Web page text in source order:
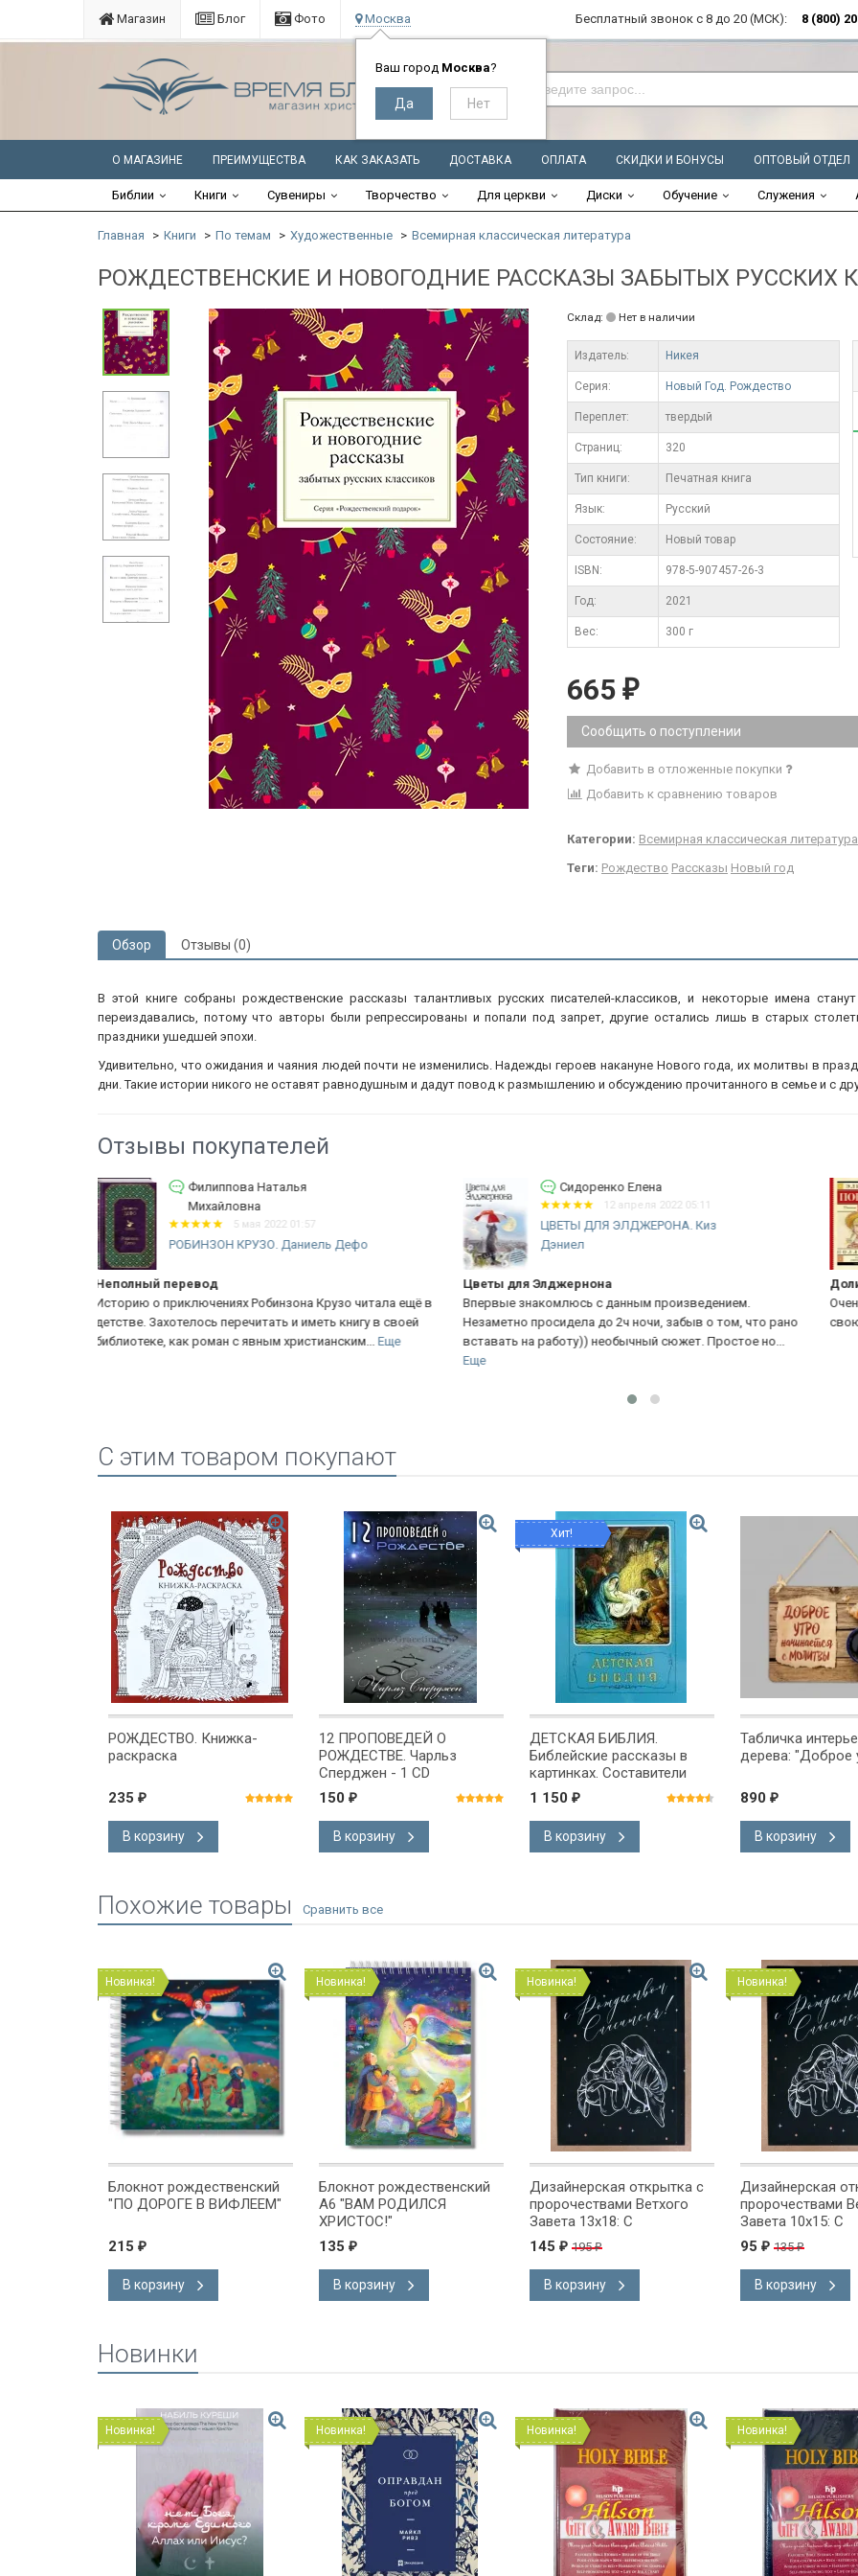
Магазин Блог Фото Москва
Ваш город Москва?
Бесплатный звонок с 8 до 20 (МСК): 8 (800)
О МАГАЗИНЕ ПРЕИМУЩЕСТВА КАК ЗАКАЗАТЬ ДОСТАВКА ОПЛАТА СКИДКИ И БОНУСЫ ОПТОВЫЙ ОТДЕЛ
Библии Книги Сувениры Творчество Для церкви Диски Обучение Служения
Главная Книги По темам Художественные Всемирная классическая литература
РОЖДЕСТВЕНСКИЕ И НОВОГОДНИЕ РАССКАЗЫ ЗАБЫТЫХ РУССКИХ
Склад: Нет в наличии
Издатель: Никея
Серия: Новый Год. Рождество
Переплет: твердый
Cтраниц: 320
Тип книги: Печатная книга
Язык: Русский
Состояние: Новый товар
ISBN: 978-5-907457-26-3
Год: 2021
Вес: 300 г
665 ₽
Сообщить о поступлении
Добавить в отложенные покупки
Добавить к сравнению товаров
Категории: Всемирная классическая литература
Теги: Рождество Рассказы Новый год
Обзор Отзывы (0)
В этой книге собраны рождественские рассказы талантливых русских писателей-классиков, и некоторые имена
переиздавались, потому что авторы были репрессированы и попали под запрет, другие остались лишь в старых
праздники ушедшей эпохи.
Удивительно, что ожидания и чаяния людей почти не изменились. Надежды героев накануне Нового года, их молитвы в
дни. Такие истории никого не оставят равнодушным и дадут повод к размышлению и обсуждению прочитанного в семье и с
Отзывы покупателей
Сидоренко Елена
12 апреля 2022 05:11
ЦВЕТЫ ДЛЯ ЭЛДЖЕРОНА. Киз
Дэниел
Цветы для Элджернона
Впервые знакомлюсь с данным произведением.
Незаметно просидела до 2ч ночи, забыв о том, что рано
вставать на работу)) необычный сюжет. Простое но...
Витюк Ольга Александровна
16 марта 2020 07:37
ПОЛЛИАННА. Элинор Портер /АСТ/
Долина видения
Очень красивые и мудрые молитвы,можно обогатить
свою молитвенную жизнь
C этим товаром покупают
РОЖДЕСТВО. Книжка-
раскраска
235 ₽
В корзину
12 ПРОПОВЕДЕЙ О
РОЖДЕСТВЕ. Чарльз
Сперджен - 1 CD
150 ₽
В корзину
Хит!
ДЕТСКАЯ БИБЛИЯ.
Библейские рассказы в
картинках. Составители
Борислав Арапович и Вера
Маттелмяки
1 150 ₽
В корзину
Табличка
дерева: "Доброе
890 ₽
В корзину
Похожие товары
Новинка!
Блокнот рождественский
"ПО ДОРОГЕ В ВИФЛЕЕМ"
215 ₽
В корзину
Новинка!
Блокнот рождественский
А6 "ВАМ РОДИЛСЯ
ХРИСТОС!"
135 ₽
В корзину
Новинка!
Дизайнерская открытка с
пророчествами Ветхого
Завета 13x18: С
Рождеством Спасителя!
145 ₽ 195₽
В корзину
Новинка!
Дизайнерская
пророчествами
Завета 10x15: С
Рождеством
95 ₽ 135₽
В корзину
Новинки
Новинка! Новинка! Новинка! Новинка!